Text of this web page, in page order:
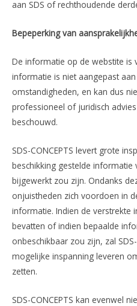
aan SDS of rechthoudende
Bepeperking van
De informatie op de webstite is
informatie is niet aangepast
omstandigheden, en kan dus
professioneel of juridisch
beschouwd.
SDS-CONCEPTS levert grote
beschikking gestelde
bijgewerkt zou zijn. Ondanks
onjuistheden zich voordoen in
informatie. Indien de verstrekte
bevatten of indien bepaalde
onbeschikbaar zou zijn, zal
mogelijke inspanning leveren
zetten.
SDS-CONCEPTS kan evenwel